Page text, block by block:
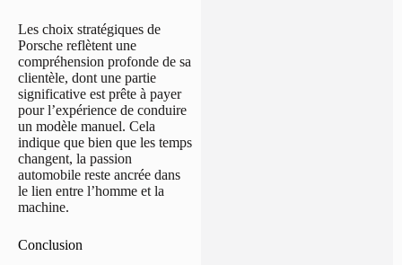
Les choix stratégiques de
Porsche reflètent une
compréhension profonde de sa
clientèle, dont une partie
significative est prête à payer
pour l’expérience de conduire
un modèle manuel. Cela
indique que bien que les temps
changent, la passion
automobile reste ancrée dans
le lien entre l’homme et la
machine.
Conclusion